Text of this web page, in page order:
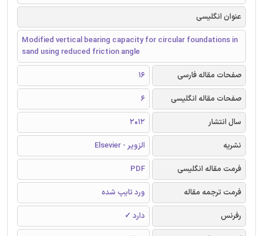
عنوان انگلیسی
Modified vertical bearing capacity for circular foundations in
sand using reduced friction angle
صفحات مقاله فارسی
16
صفحات مقاله انگلیسی
6
سال انتشار
2012
نشریه
الزویر - Elsevier
فرمت مقاله انگلیسی
PDF
فرمت ترجمه مقاله
ورد تایپ شده
رفرنس
دارد ✓